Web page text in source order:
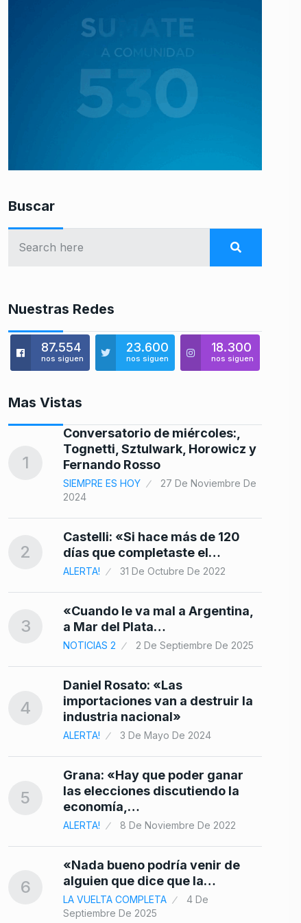
Buscar
Nuestras Redes
87.554
nos siguen
23.600
nos siguen
18.300
nos siguen
Mas Vistas
1
Conversatorio de miércoles:,
Tognetti, Sztulwark, Horowicz y
Fernando Rosso
SIEMPRE ES HOY
27 De Noviembre De
2024
2
Castelli: «Si hace más de 120
días que completaste el…
ALERTA! 31 De Octubre De 2022
3
«Cuando le va mal a Argentina,
a Mar del Plata…
NOTICIAS 2 2 De Septiembre De 2025
4
Daniel Rosato: «Las
importaciones van a destruir la
industria nacional»
ALERTA! 3 De Mayo De 2024
5
Grana: «Hay que poder ganar
las elecciones discutiendo la
economía,…
ALERTA! 8 De Noviembre De 2022
6
«Nada bueno podría venir de
alguien que dice que la…
LA VUELTA COMPLETA
4 De
Septiembre De 2025